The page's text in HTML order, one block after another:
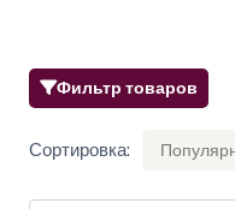
Фильтр товаров
Сортировка: